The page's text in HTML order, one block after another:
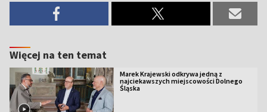
Więcej na ten temat
Marek Krajewski odkrywa jedną z
najciekawszych miejscowości Dolnego
Śląska